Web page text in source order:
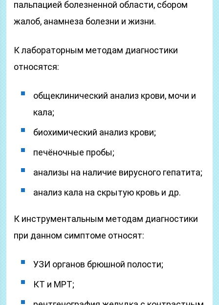
пальпацией болезненной области, сбором
жалоб, анамнеза болезни и жизни.
К лабораторным методам диагностики
относятся:
общеклинический анализ крови, мочи и
кала;
биохимический анализ крови;
печёночные пробы;
анализы на наличие вирусного гепатита;
анализ кала на скрытую кровь и др.
К инструментальным методам диагностики
при данном симптоме относят:
УЗИ органов брюшной полости;
КТ и МРТ;